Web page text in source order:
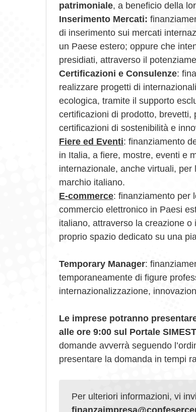
patrimoniale, a beneficio della
Inserimento Mercati:
di inserimento sui mercati
un Paese estero; oppure che
presidiati, attraverso il
Certificazioni e Consulenze:
realizzare progetti di
ecologica, tramite il supporto
certificazioni di prodotto,
certificazioni di sostenibilità e
Fiere ed Eventi: finanziamento
in Italia, a fiere, mostre, eventi e
internazionale, anche virtuali,
marchio italiano.
E-commerce: finanziamento per
commercio elettronico in Paesi
italiano, attraverso la creazione
proprio spazio dedicato su una
Temporary Manager:
temporaneamente di figure
internazionalizzazione,
Le imprese potranno
alle ore 9:00 sul Portale
domande avverrà seguendo
presentare la domanda in tempi
Per ulteriori informazioni, vi